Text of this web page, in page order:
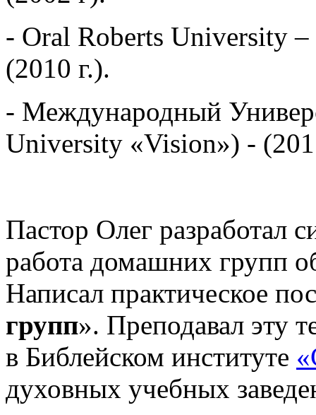
- Oral Roberts University –
(2010 г.).
- Международный
University «Vision») -
Пастор Олег разработал
работа домашних групп
Написал практическое
групп». Преподавал эту
в Библейском институте
духовных учебных